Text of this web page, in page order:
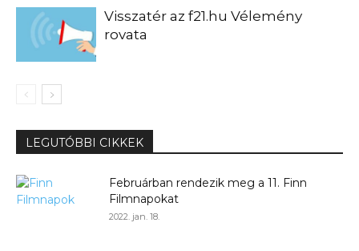
Visszatér az f21.hu Vélemény
rovata
LEGUTÓBBI CIKKEK
Februárban rendezik meg a 11. Finn
Filmnapokat
2022. jan. 18.